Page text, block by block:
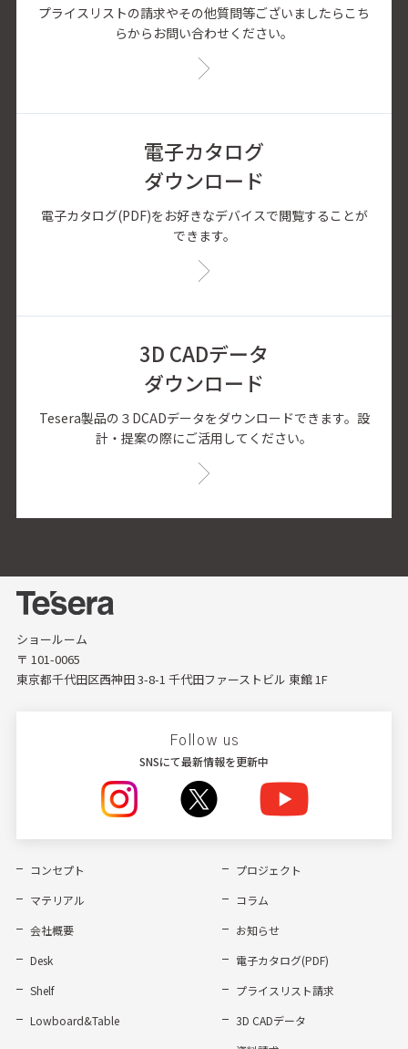
プライスリストの請求やその他質問等ございましたらこち
らからお問い合わせください。
電子カタログ
ダウンロード
電子カタログ(PDF)をお好きなデバイスで閲覧することが
できます。
3D CADデータ
ダウンロード
Tesera製品の３DCADデータをダウンロードできます。設
計・提案の際にご活用してください。
ショールーム
〒 101-0065
東京都千代田区西神田 3-8-1 千代田ファーストビル 東館 1F
Follow us
SNSにて最新情報を更新中
コンセプト
マテリアル
会社概要
Desk
Shelf
Lowboard&Table
プロジェクト
コラム
お知らせ
電子カタログ(PDF)
プライスリスト請求
3D CADデータ